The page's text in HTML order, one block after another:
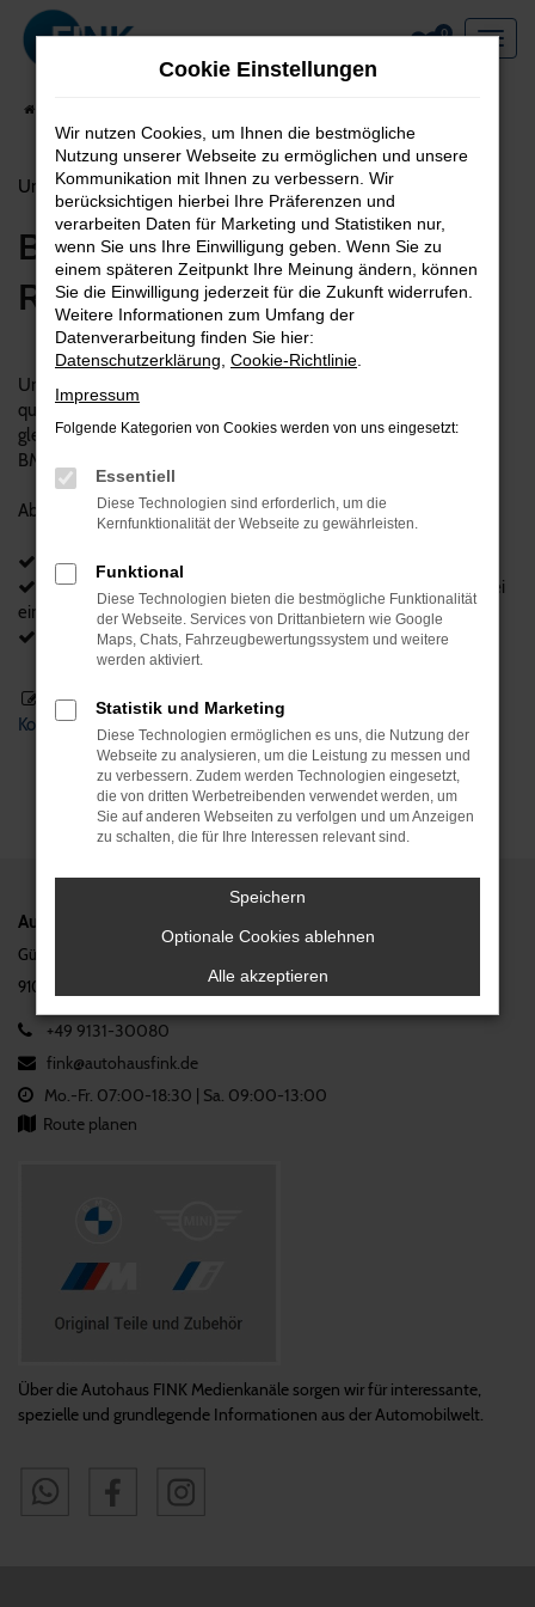
Zum
Hauptinhalt
0
Unser kostengünstiges Programm für ältere BMW und MINI
BMW Service 5+ mit 20%
Rabatt
Um den Besitzern älterer BMW und MINI Fahrzeuge die
qualitativen Vorteile einer Vertragswerkstatt zu sichern und
gleichzeitig die Kosten zu reduzieren, bieten wir zusammen mit
BMW das BMW5+ Programm.
Ab dem 5.Jahr können Sie von diesen Vorteilen profitieren.
20% auf viele Servicearbeiten und Verschleißreparaturen
BMW Qualitätsstandard durch die Fachmänische Reperatur bei
einer Vertragswerkstatt
24 Monaten Garantie durch BMW original Ersatzteilen
Für Anfragen kontaktieren Sie uns gerne telefonisch oder per
Kontaktformular
Autohaus FINK GmbH & Co.KG
Günther-Scharowsky-Straße 8
91058 Erlangen
+49 9131-30080
fink@­autohausfink.de
Mo.-Fr. 07:00-18:30 | Sa. 09:00-13:00
Route planen
Über die Autohaus FINK Medienkanäle sorgen wir für interessante,
spezielle und grundlegende Informationen aus der Automobilwelt.
Cookie Einstellungen
Wir nutzen Cookies, um Ihnen die bestmögliche
Nutzung unserer Webseite zu ermöglichen und unsere
Kommunikation mit Ihnen zu verbessern. Wir
berücksichtigen hierbei Ihre Präferenzen und
verarbeiten Daten für Marketing und Statistiken nur,
wenn Sie uns Ihre Einwilligung geben. Wenn Sie zu
einem späteren Zeitpunkt Ihre Meinung ändern, können
Sie die Einwilligung jederzeit für die Zukunft widerrufen.
Weitere Informationen zum Umfang der
Datenverarbeitung finden Sie hier:
Datenschutzerklärung Cookie-Richtlinie
Impressum
Folgende Kategorien von Cookies werden von uns eingesetzt:
Essentiell
Diese Technologien sind erforderlich, um die
Kernfunktionalität der Webseite zu gewährleisten.
Funktional
Diese Technologien bieten die bestmögliche Funktionalität
der Webseite. Services von Drittanbietern wie Google
Maps, Chats, Fahrzeugbewertungssystem und weitere
werden aktiviert.
Statistik und Marketing
Diese Technologien ermöglichen es uns, die Nutzung der
Webseite zu analysieren, um die Leistung zu messen und
zu verbessern. Zudem werden Technologien eingesetzt,
die von dritten Werbetreibenden verwendet werden, um
Sie auf anderen Webseiten zu verfolgen und um Anzeigen
zu schalten, die für Ihre Interessen relevant sind.
Speichern
Optionale Cookies ablehnen
Alle akzeptieren